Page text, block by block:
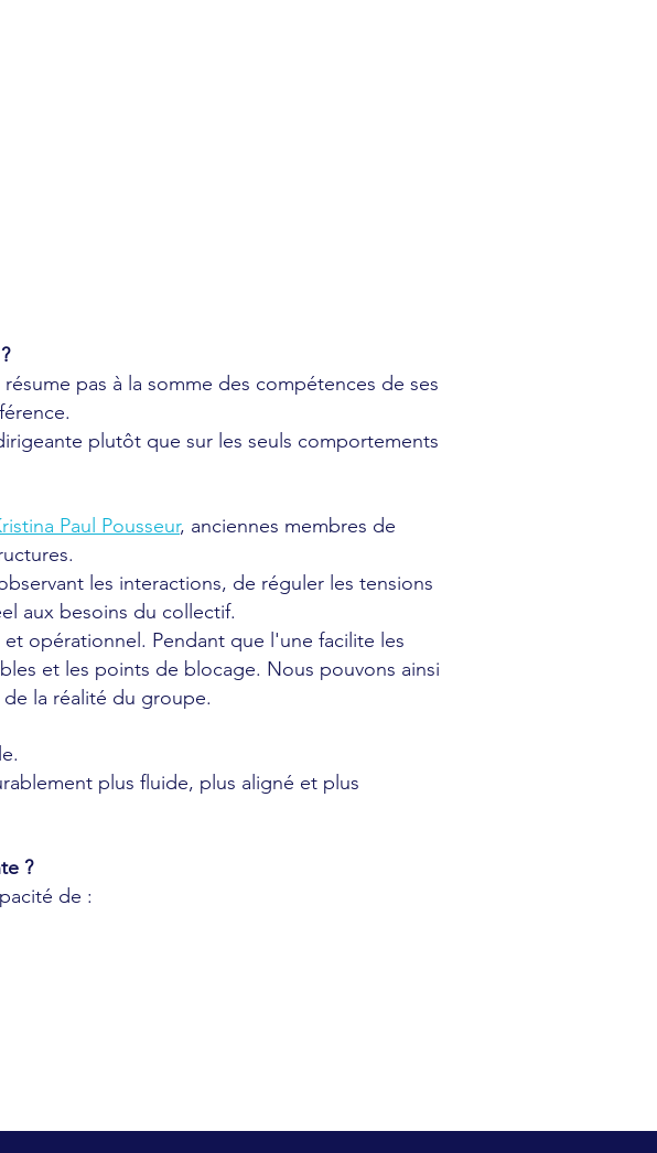
pas à la somme des compétences de ses
plutôt que sur les seuls comportements
Paul Pousseur, anciennes membres de
les interactions, de réguler les tensions
aux besoins du collectif.
opérationnel. Pendant que l'une facilite les
et les points de blocage. Nous pouvons ainsi
la réalité du groupe.
plus fluide, plus aligné et plus
?
de :